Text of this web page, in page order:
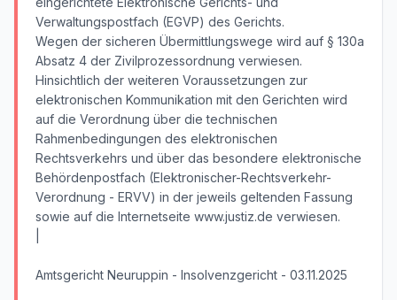
Verwaltungspostfach (EGVP) des Gerichts.
Wegen der sicheren Übermittlungswege wird auf § 130a
Absatz 4 der Zivilprozessordnung verwiesen.
Hinsichtlich der weiteren Voraussetzungen zur
elektronischen Kommunikation mit den Gerichten wird
auf die Verordnung über die technischen
Rahmenbedingungen des elektronischen
Rechtsverkehrs und über das besondere elektronische
Behördenpostfach (Elektronischer-Rechtsverkehr-
Verordnung - ERVV) in der jeweils geltenden Fassung
sowie auf die Internetseite www.justiz.de verwiesen.
Amtsgericht Neuruppin - Insolvenzgericht - 03.11.2025